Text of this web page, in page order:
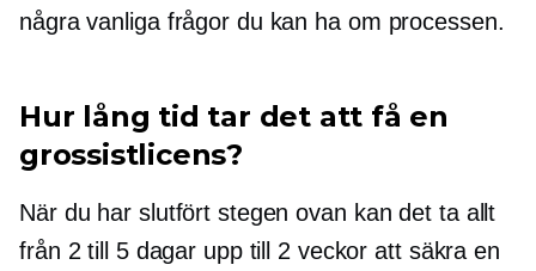
några vanliga frågor du kan ha om processen.
Hur lång tid tar det att få en
grossistlicens?
När du har slutfört stegen ovan kan det ta allt
från 2 till 5 dagar upp till 2 veckor att säkra en